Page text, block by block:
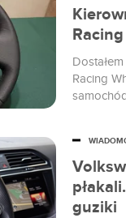
Racing
guziki